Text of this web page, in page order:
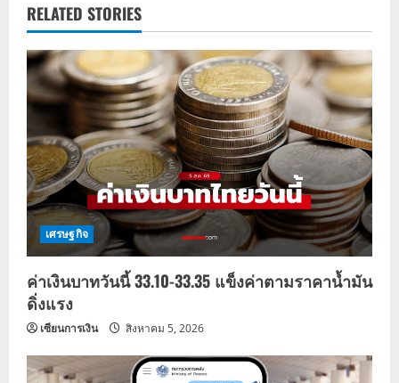
a
v
i
g
a
t
i
o
n
RELATED STORIES
เศรษฐกิจ
ค่าเงินบาทวันนี้ 33.10-33.35 แข็งค่าตามราคาน้ำมัน
ดิ่งแรง
เซียนการเงิน สิงหาคม 5, 2026